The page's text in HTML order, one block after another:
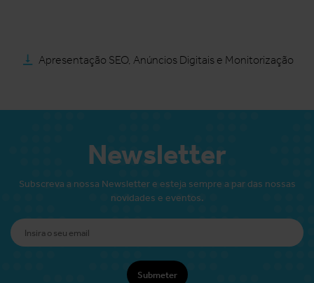
Apresentação SEO, Anúncios Digitais e Monitorização
Newsletter
Subscreva a nossa Newsletter e esteja sempre a par das nossas
novidades e eventos.
Submeter